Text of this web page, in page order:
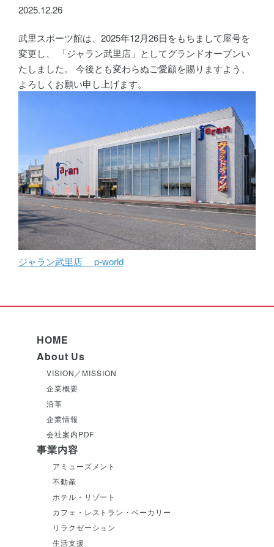
2025.12.26
武里スポーツ館は、2025年12月26日をもちまして屋号を
変更し、 「ジャラン武里店」としてグランドオープンい
たしました。 今後とも変わらぬご愛顧を賜りますよう、
よろしくお願い申し上げます。
ジャラン武里店 p-world
HOME
About Us
VISION／MISSION
企業概要
沿革
企業情報
会社案内PDF
事業内容
アミューズメント
不動産
ホテル・リゾート
カフェ・レストラン・ベーカリー
リラクゼーション
生活支援